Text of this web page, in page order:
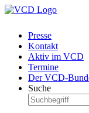
Presse
Kontakt
Aktiv im VCD
Termine
Der VCD-
Suche